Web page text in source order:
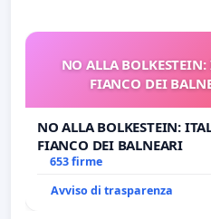
NO ALLA
FIANCO DEI
NO ALLA BOLKESTEIN:
FIANCO DEI BALNEARI
653 firme
Avviso di trasparenza